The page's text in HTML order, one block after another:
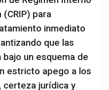
para
inmediato
que las
un esquema de
estricto apego a los
certeza jurídica y